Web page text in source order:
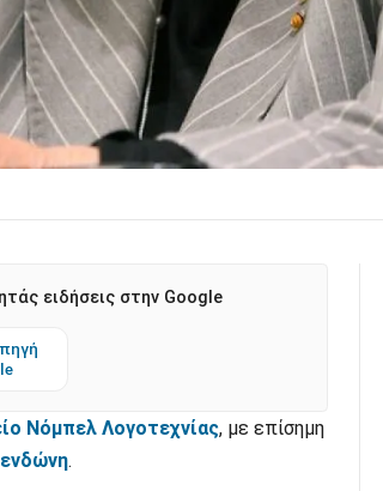
ειδήσεις στην Google
Νόμπελ Λογοτεχνίας, με επίσημη
.